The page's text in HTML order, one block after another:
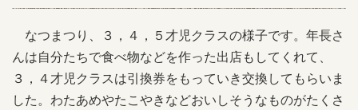
なつまつり、３，４，５才児クラスの様子です。年長さ
んは自分たちで食べ物などを作った出店もしてくれて、
３，４才児クラスは引換券をもっていき交換してもらいま
した。わたあめやたこやきなどおいしそうなものがたくさ